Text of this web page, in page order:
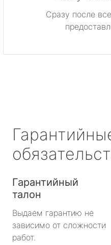
Сразу после
Гарантийный
талон
Выдаем гарантию не
зависимо от сложности
работ.